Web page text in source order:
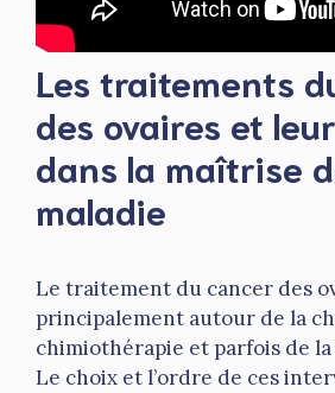
Les traitements
des ovaires et
dans la maîtrise
maladie
Le traitement du cancer des
principalement autour de la
chimiothérapie et parfois de
Le choix et l’ordre de ces